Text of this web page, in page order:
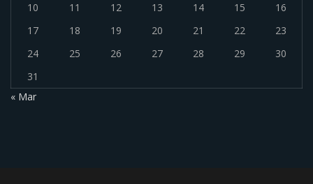
10
11 12 13 14 15
16
17
18 19 20 21 22
23
24
25 26 27 28 29
30
31
« Mar